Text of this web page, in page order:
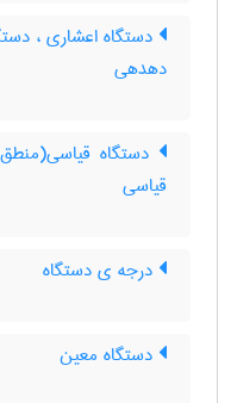
دستگاه اعشاری ،
دهدهی
دستگاه
قیاسی
درجه ی دستگاه
دستگاه معین